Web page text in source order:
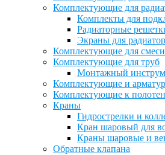
Комплектующие для
Комплекты для
Радиаторные
Экраны для
Комплектующие для
Комплектующие для труб
Монтажный
Комплектующие и
Комплектующие к
Краны
Гидрострелки и
Кран шаровый для
Краны шаровые и
Обратные клапана